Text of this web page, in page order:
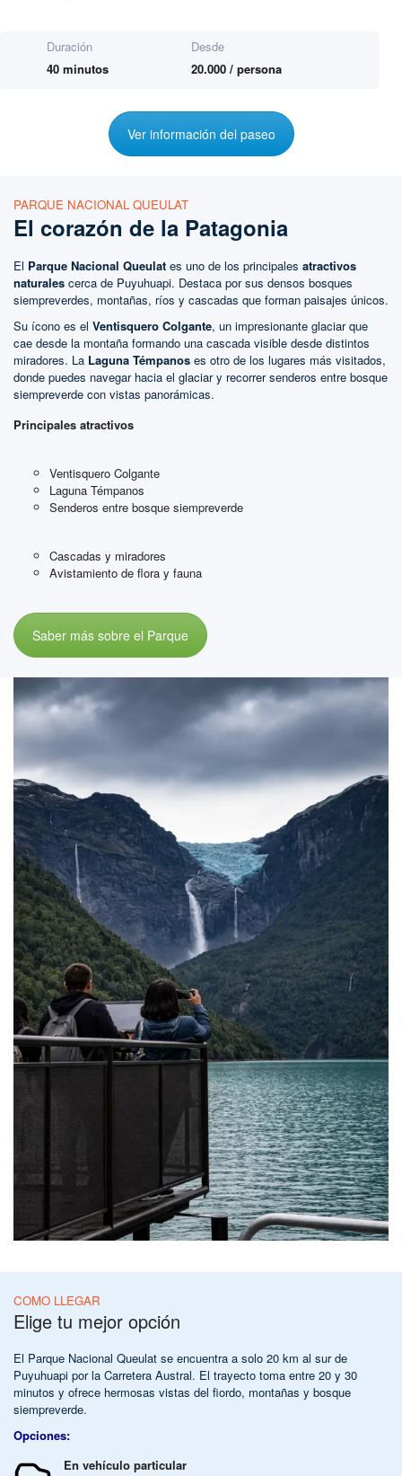
Duración
Desde
40 minutos
20.000 / persona
Ver información del paseo
PARQUE NACIONAL QUEULAT
El corazón de la Patagonia
El Parque Nacional Queulat es uno de los principales atractivos
naturales cerca de Puyuhuapi. Destaca por sus densos bosques
siempreverdes, montañas, ríos y cascadas que forman paisajes únicos.
Su ícono es el Ventisquero Colgante, un impresionante glaciar que
cae desde la montaña formando una cascada visible desde distintos
miradores. La Laguna Témpanos es otro de los lugares más visitados,
donde puedes navegar hacia el glaciar y recorrer senderos entre bosque
siempreverde con vistas panorámicas.
Principales atractivos
Ventisquero Colgante
Laguna Témpanos
Senderos entre bosque siempreverde
Cascadas y miradores
Avistamiento de flora y fauna
Saber más sobre el Parque
COMO LLEGAR
Elige tu mejor opción
El Parque Nacional Queulat se encuentra a solo 20 km al sur de
Puyuhuapi por la Carretera Austral. El trayecto toma entre 20 y 30
minutos y ofrece hermosas vistas del fiordo, montañas y bosque
siempreverde.
Opciones:
En vehículo particular